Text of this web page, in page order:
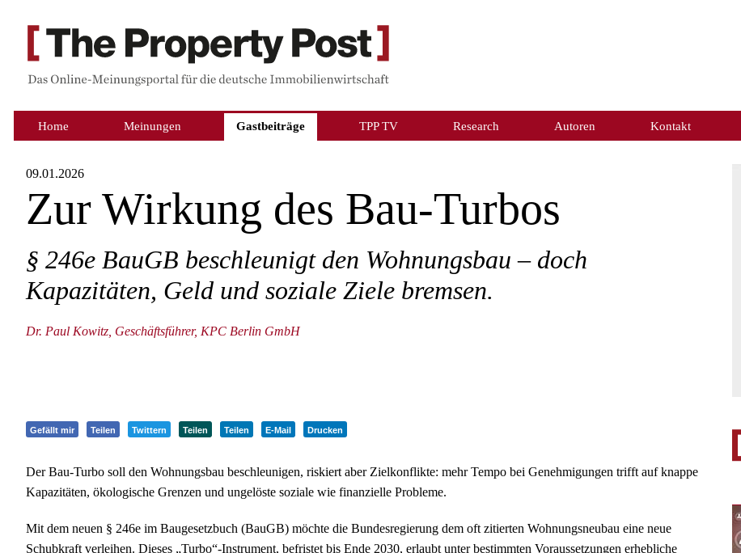
Home Meinungen Gastbeiträge TPP TV Research Autoren Kontakt
09.01.2026
Zur Wirkung des Bau-Turbos
§ 246e BauGB beschleunigt den Wohnungsbau – doch
Kapazitäten, Geld und soziale Ziele bremsen.
Dr. Paul Kowitz, Geschäftsführer, KPC Berlin GmbH
Gefällt mir Teilen Twittern Teilen Teilen E-Mail Drucken
Der Bau-Turbo soll den Wohnungsbau beschleunigen, riskiert aber Zielkonflikte: mehr Tempo bei Genehmigungen trifft auf knappe
Kapazitäten, ökologische Grenzen und ungelöste soziale wie finanzielle Probleme.
Mit dem neuen § 246e im Baugesetzbuch (BauGB) möchte die Bundesregierung dem oft zitierten Wohnungsneubau eine neue
Schubkraft verleihen. Dieses „Turbo“-Instrument, befristet bis Ende 2030, erlaubt unter bestimmten Voraussetzungen erhebliche